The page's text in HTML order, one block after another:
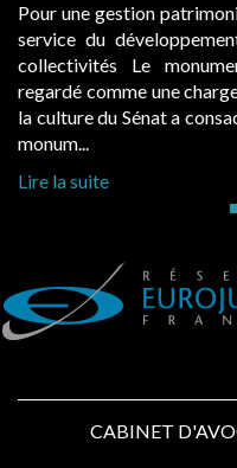
patrimoniale des
Le monument
une charge. Le rapport
a consacré, en juillet
CABINET